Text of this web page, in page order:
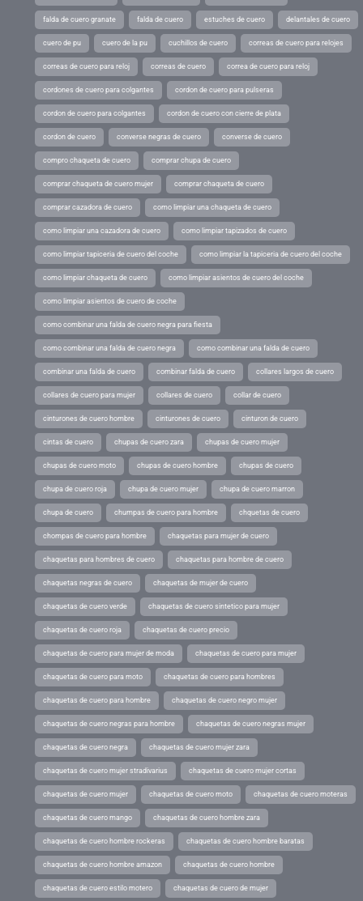
falda de cuero granate falda de cuero estuches de cuero delantales de cuero
cuero de pu cuero de la pu cuchillos de cuero correas de cuero para relojes
correas de cuero para reloj correas de cuero correa de cuero para reloj
cordones de cuero para colgantes cordon de cuero para pulseras
cordon de cuero para colgantes cordon de cuero con cierre de plata
cordon de cuero converse negras de cuero converse de cuero
compro chaqueta de cuero comprar chupa de cuero
comprar chaqueta de cuero mujer comprar chaqueta de cuero
comprar cazadora de cuero como limpiar una chaqueta de cuero
como limpiar una cazadora de cuero como limpiar tapizados de cuero
como limpiar tapiceria de cuero del coche como limpiar la tapiceria de cuero del coche
como limpiar chaqueta de cuero como limpiar asientos de cuero del coche
como limpiar asientos de cuero de coche
como combinar una falda de cuero negra para fiesta
como combinar una falda de cuero negra como combinar una falda de cuero
combinar una falda de cuero combinar falda de cuero collares largos de cuero
collares de cuero para mujer collares de cuero collar de cuero
cinturones de cuero hombre cinturones de cuero cinturon de cuero
cintas de cuero chupas de cuero zara chupas de cuero mujer
chupas de cuero moto chupas de cuero hombre chupas de cuero
chupa de cuero roja chupa de cuero mujer chupa de cuero marron
chupa de cuero chumpas de cuero para hombre chquetas de cuero
chompas de cuero para hombre chaquetas para mujer de cuero
chaquetas para hombres de cuero chaquetas para hombre de cuero
chaquetas negras de cuero chaquetas de mujer de cuero
chaquetas de cuero verde chaquetas de cuero sintetico para mujer
chaquetas de cuero roja chaquetas de cuero precio
chaquetas de cuero para mujer de moda chaquetas de cuero para mujer
chaquetas de cuero para moto chaquetas de cuero para hombres
chaquetas de cuero para hombre chaquetas de cuero negro mujer
chaquetas de cuero negras para hombre chaquetas de cuero negras mujer
chaquetas de cuero negra chaquetas de cuero mujer zara
chaquetas de cuero mujer stradivarius chaquetas de cuero mujer cortas
chaquetas de cuero mujer chaquetas de cuero moto chaquetas de cuero moteras
chaquetas de cuero mango chaquetas de cuero hombre zara
chaquetas de cuero hombre rockeras chaquetas de cuero hombre baratas
chaquetas de cuero hombre amazon chaquetas de cuero hombre
chaquetas de cuero estilo motero chaquetas de cuero de mujer